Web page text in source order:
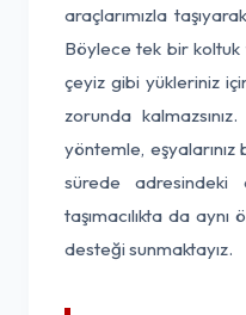
araçlarımızla
Böylece tek bir koltuk
çeyiz gibi yükleriniz
zorunda
yöntemle, eşyalarınız
sürede adresindeki
taşımacılıkta da
desteği sunmaktayız.